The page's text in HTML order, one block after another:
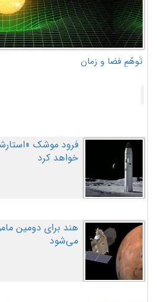
تَوهّمِ فضا و زمان
فرود موشک
خواهد کرد
هند برای دومین
می‌شود